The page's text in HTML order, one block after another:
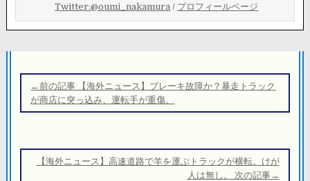
Twitter:@oumi_nakamura / プロフィールページ
稿
ナ
ー
←前の記事 【海外ニュース】ブレーキ故障か？暴走トラック
が商店に突っ込み、運転手が重傷。
【海外ニュース】高速道路で羊を運ぶトラックが横転。けが
人は無し。 次の記事→